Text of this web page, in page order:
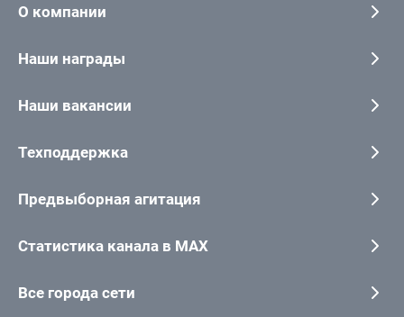
О компании
Наши награды
Наши вакансии
Техподдержка
Предвыборная агитация
Статистика канала в MAX
Все города сети